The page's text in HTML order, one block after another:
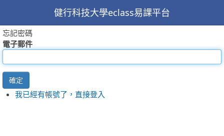
健行科技大學eclass易課平台
忘記密碼
電子郵件
確定
我已經有帳號了，直接登入